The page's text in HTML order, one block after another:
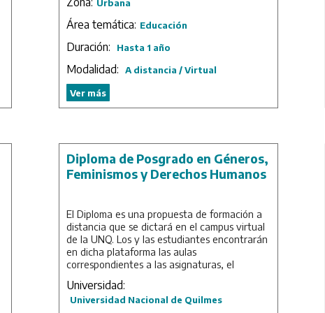
implementación y evaluación de iniciativas
educativas con tecnologías digitales.
Subyace a esta propuesta una concepción
de la educación con perspectiva de derechos
para ampliarlos y garantizarlos. En este
sentido, nuestras sociedades y su educación
tienen grandes desafíos en el paradigma
digital actual.
Urbana
Área temática: Educación
Duración: Hasta 1 año
Modalidad: A distancia / Virtual
Ver más
Diploma de Posgrado en Géneros,
Feminismos y Derechos Humanos
El Diploma es una propuesta de formación a
distancia que se dictará en el campus virtual
de la UNQ. Los y las estudiantes encontrarán
en dicha plataforma las aulas
correspondientes a las asignaturas, el
actividades y los espacios de interacción con
sus pares, docentes y tutores. Pudiendo
Universidad:
Universidad Nacional de Quilmes